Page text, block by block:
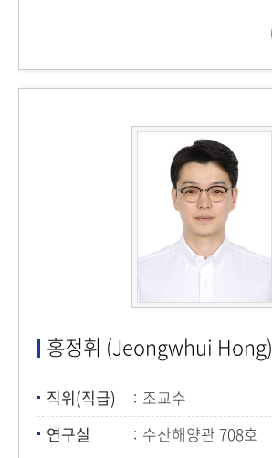
홍정휘 (Jeongwhui Hong)
직위(직급)
조교수
연구실
수산해양관 708호